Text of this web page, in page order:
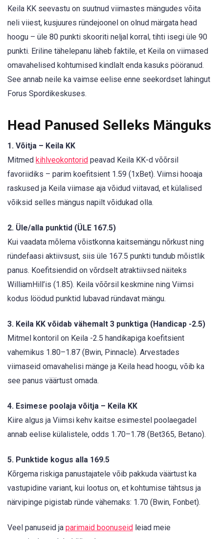
Keila KK seevastu on suutnud viimastes mängudes võita
neli viiest, kusjuures ründejoonel on olnud märgata head
hoogu – üle 80 punkti skooriti neljal korral, tihti isegi üle 90
punkti. Eriline tähelepanu läheb faktile, et Keila on viimased
omavahelised kohtumised kindlalt enda kasuks pööranud.
See annab neile ka vaimse eelise enne seekordset lahingut
Forus Spordikeskuses.
Head Panused Selleks Mänguks
1. Võitja – Keila KK
Mitmed kihlveokontorid peavad Keila KK-d võõrsil
favoriidiks – parim koefitsient 1.59 (1xBet). Viimsi hooaja
raskused ja Keila viimase aja võidud viitavad, et külalised
võiksid selles mängus napilt võidukad olla.
2. Üle/alla punktid (ÜLE 167.5)
Kui vaadata mõlema võistkonna kaitsemängu nõrkust ning
ründefaasi aktiivsust, siis üle 167.5 punkti tundub mõistlik
panus. Koefitsiendid on võrdselt atraktiivsed näiteks
WilliamHill’is (1.85). Keila võõrsil keskmine ning Viimsi
kodus löödud punktid lubavad ründavat mängu.
3. Keila KK võidab vähemalt 3 punktiga (Handicap -2.5)
Mitmel kontoril on Keila -2.5 handikapiga koefitsient
vahemikus 1.80–1.87 (Bwin, Pinnacle). Arvestades
viimaseid omavahelisi mänge ja Keila head hoogu, võib ka
see panus väärtust omada.
4. Esimese poolaja võitja – Keila KK
Kiire algus ja Viimsi kehv kaitse esimestel poolaegadel
annab eelise külalistele, odds 1.70–1.78 (Bet365, Betano).
5. Punktide kogus alla 169.5
Kõrgema riskiga panustajatele võib pakkuda väärtust ka
vastupidine variant, kui lootus on, et kohtumise tähtsus ja
närvipinge pigistab ründe vähemaks: 1.70 (Bwin, Fonbet).
Veel panuseid ja parimaid boonuseid leiad meie